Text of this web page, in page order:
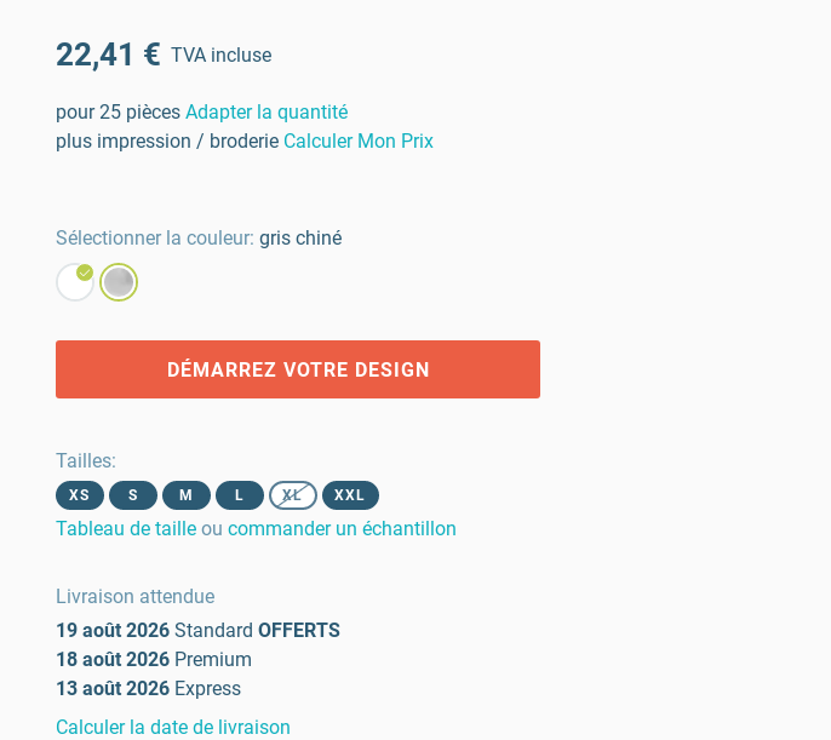
22,41 € TVA incluse
pour 25 pièces Adapter la quantité
plus impression / broderie Calculer Mon Prix
Sélectionner la couleur: gris chiné
DÉMARREZ VOTRE DESIGN
Tailles:
XS S M L XL XXL
Tableau de taille ou commander un échantillon
Livraison attendue
19 août 2026 Standard OFFERTS
18 août 2026 Premium
13 août 2026 Express
Calculer la date de livraison